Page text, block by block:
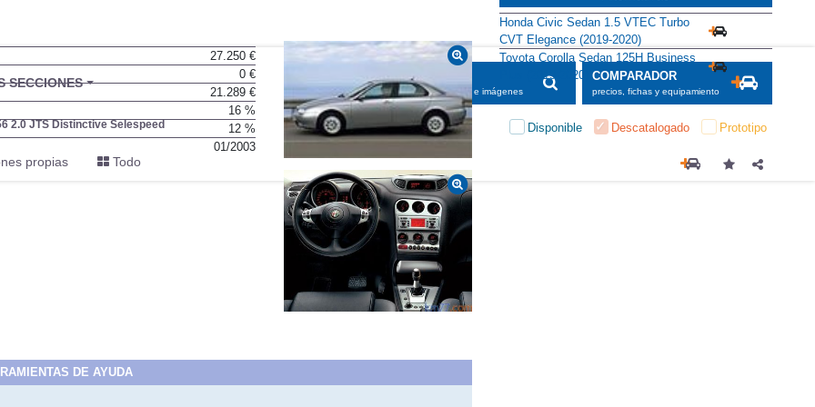
SECCIONES BUSCADOR
informaciones, fichas e imágenes
COMPARADOR
precios, fichas y equipamiento
2.0 JTS Distinctive Selespeed Disponible Descatalogado Prototipo
propias Todo
27.250 €
0 €
21.289 €
16 %
12 %
01/2003
DE AYUDA
Honda Civic Sedan 1.5 VTEC Turbo
CVT Elegance (2019-2020)
Toyota Corolla Sedan 125H Business
Plus (2019-2020)